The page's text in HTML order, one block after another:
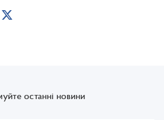
останні новини